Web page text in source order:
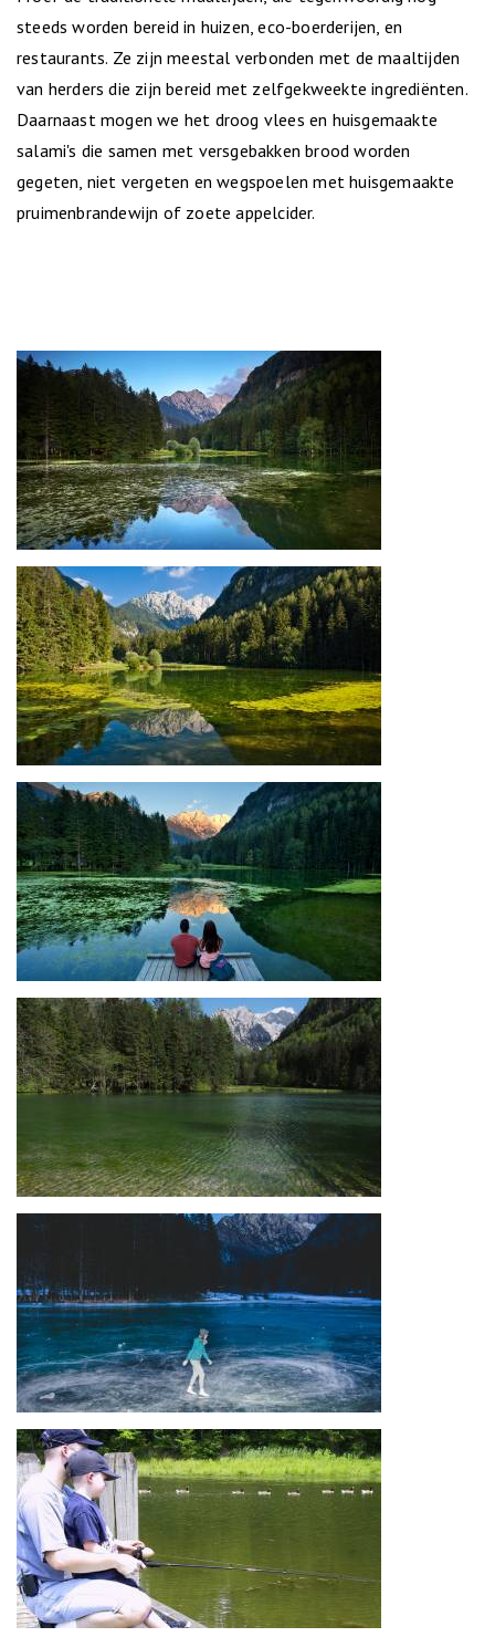
steeds worden bereid in huizen, eco-boerderijen, en
restaurants. Ze zijn meestal verbonden met de maaltijden
van herders die zijn bereid met zelfgekweekte ingrediënten.
Daarnaast mogen we het droog vlees en huisgemaakte
salami's die samen met versgebakken brood worden
gegeten, niet vergeten en wegspoelen met huisgemaakte
pruimenbrandewijn of zoete appelcider.